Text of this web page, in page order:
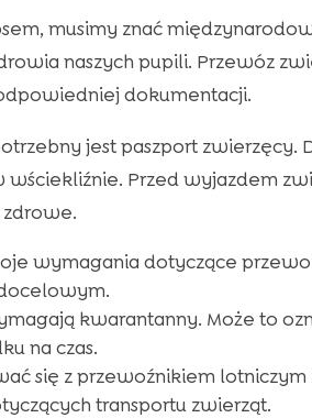
musimy znać
naszych pupili. Przewóz
dokumentacji.
jest paszport
wściekliźnie. Przed wyjazdem
zdrowe.
wymagania dotyczące
kwarantanny. Może to
na czas.
się z przewoźnikiem
transportu zwierząt.